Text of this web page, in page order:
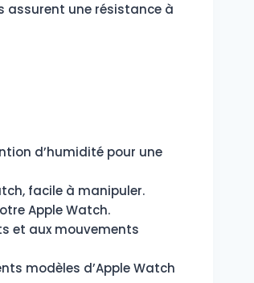
assurent une résistance à
d’humidité pour une
facile à manipuler.
Apple Watch.
et aux mouvements
modèles d’Apple Watch